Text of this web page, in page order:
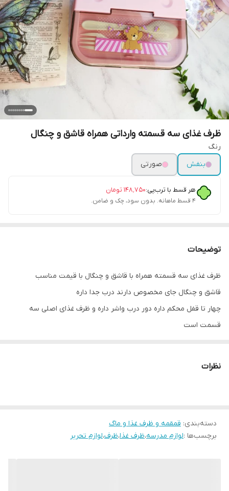
ظرف غذای سه قسمته وارداتی همراه قاشق و چنگال
رنگ
بنفش
صورتی
هر قسط با ترب‌پی:۱۴۸٬۷۵۰ تومان
۴ قسط ماهانه. بدون سود، چک و ضامن.
توضیحات
ظرف غذای سه قسمته همراه با قاشق و چنگال با قیمت مناسب
قاشق و چنگال جای مخصوص دارند درب جدا داره
چهار تا قفل محکم داره دور درب واشر داره و ظرف غذای اصلی سه
قسمت است
نظرات
دسته‌بندی: قمقمه و ظرف غذا و ماگ
برچسب‌ها :لوازم مدرسه،ظرف غذا،ظرف،لوازم تحریر